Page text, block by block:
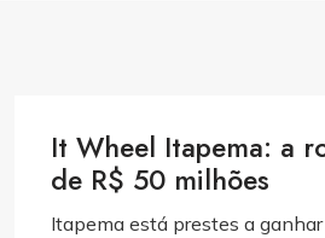
It Wheel Itapema: a
de R$ 50 milhões
Itapema está prestes a